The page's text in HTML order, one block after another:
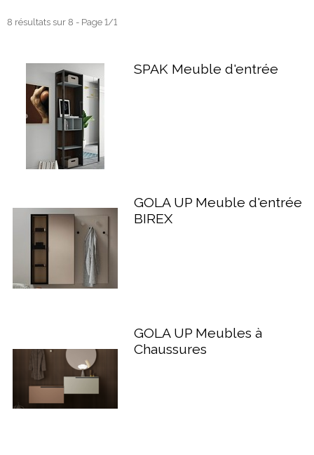
8 résultats sur 8 - Page 1/1
SPAK Meuble d'entrée
GOLA UP Meuble d'entrée
BIREX
GOLA UP Meubles à
Chaussures